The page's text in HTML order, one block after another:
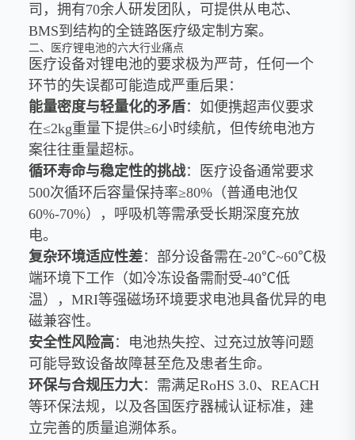
司，拥有70余人研发团队，可提供从电芯、
BMS到结构的全链路医疗级定制方案。
二、医疗锂电池的六大行业痛点
医疗设备对锂电池的要求极为严苛，任何一个
环节的失误都可能造成严重后果：
能量密度与轻量化的矛盾：如便携超声仪要求
在≤2kg重量下提供≥6小时续航，但传统电池方
案往往重量超标。
循环寿命与稳定性的挑战：医疗设备通常要求
500次循环后容量保持率≥80%（普通电池仅
60%-70%），呼吸机等需承受长期深度充放
电。
复杂环境适应性差：部分设备需在-20℃~60℃极
端环境下工作（如冷冻设备需耐受-40℃低
温），MRI等强磁场环境要求电池具备优异的电
磁兼容性。
安全性风险高：电池热失控、过充过放等问题
可能导致设备故障甚至危及患者生命。
环保与合规压力大：需满足RoHS 3.0、REACH
等环保法规，以及各国医疗器械认证标准，建
立完善的质量追溯体系。